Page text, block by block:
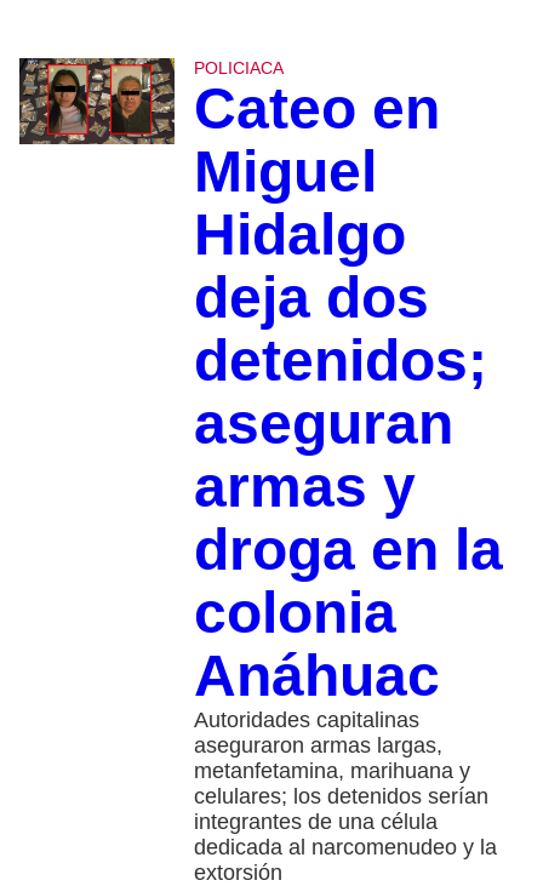
POLICIACA
Cateo en
Miguel
Hidalgo
deja dos
detenidos;
aseguran
armas y
droga en la
colonia
Anáhuac
Autoridades capitalinas
aseguraron armas largas,
metanfetamina, marihuana y
celulares; los detenidos serían
integrantes de una célula
dedicada al narcomenudeo y la
extorsión